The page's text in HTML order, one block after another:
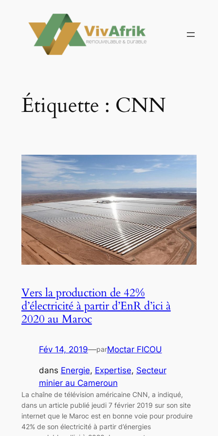
contenu
Étiquette : CNN
Vers la production de 42%
d’électricité à partir d’EnR d’ici à
2020 au Maroc
Fév 14, 2019—parMoctar FICOU
dans Energie, Expertise, Secteur
minier au Cameroun
La chaîne de télévision américaine CNN, a indiqué,
dans un article publié jeudi 7 février 2019 sur son site
internet que le Maroc est en bonne voie pour produire
42% de son électricité à partir d’énergies